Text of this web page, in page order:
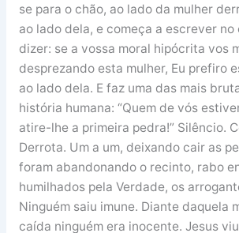
se para o chão, ao lado da mulher
ao lado dela, e começa a escrever no
dizer: se a vossa moral hipócrita vos
desprezando esta mulher, Eu prefiro
ao lado dela. E faz uma das mais
história humana: “Quem de vós
atire-lhe a primeira pedra!” Silêncio.
Derrota. Um a um, deixando cair as
foram abandonando o recinto, rabo
humilhados pela Verdade, os
Ninguém saiu imune. Diante daquela
caída ninguém era inocente. Jesus